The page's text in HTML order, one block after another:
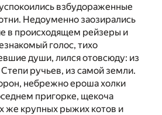
взбудораженные
Недоуменно заозирались
в происходящем рейзеры и
голос, тихо
души, лился отовсюду: из
ручьев, из самой земли.
небрежно ероша холки
пригорке, щекоча
же крупных рыжих котов и